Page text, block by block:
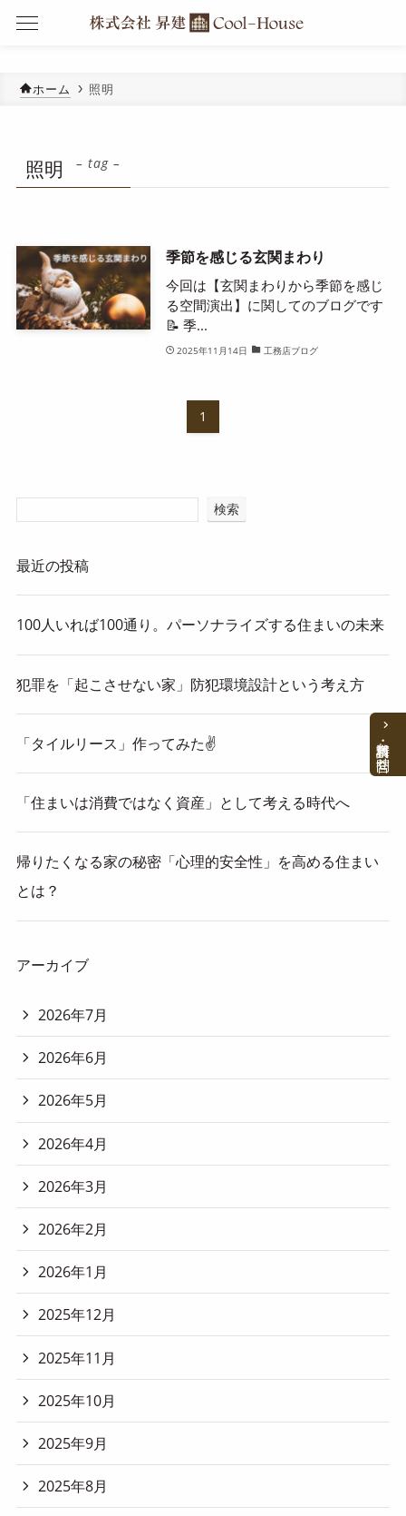
ホーム 照明
照明 – tag –
季節を感じる玄関まわり
今回は【玄関まわりから季節を感じ
る空間演出】に関してのブログです
📝 季...
2025年11月14日 工務店ブログ
1
検索
最近の投稿
100人いれば100通り。パーソナライズする住まいの未来
犯罪を「起こさせない家」防犯環境設計という考え方
「タイルリース」作ってみた✌
「住まいは消費ではなく資産」として考える時代へ
帰りたくなる家の秘密「心理的安全性」を高める住まい
とは？
アーカイブ
2026年7月
2026年6月
2026年5月
2026年4月
2026年3月
2026年2月
2026年1月
2025年12月
2025年11月
2025年10月
2025年9月
2025年8月
資料請求・お問合せ